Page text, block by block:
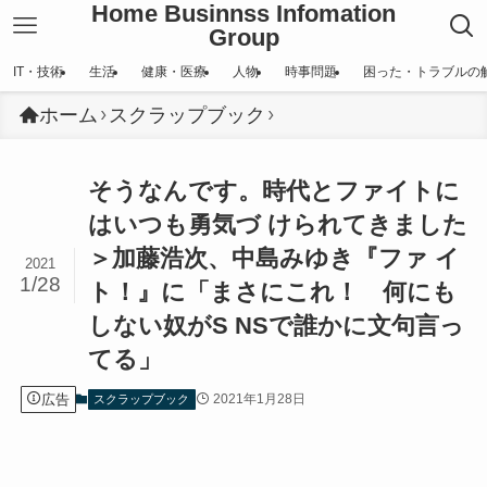
Home Businnss Infomation
Group
IT・技術 生活 健康・医療 人物 時事問題 困った・トラブルの
ホーム スクラップブック
そうなんです。時代とファイトに
はいつも勇気づ けられてきました
＞加藤浩次、中島みゆき『ファ イ
ト！』に「まさにこれ！ 何にも
しない奴がS NSで誰かに文句言っ
てる」
2021
1/28
広告 スクラップブック 2021年1月28日